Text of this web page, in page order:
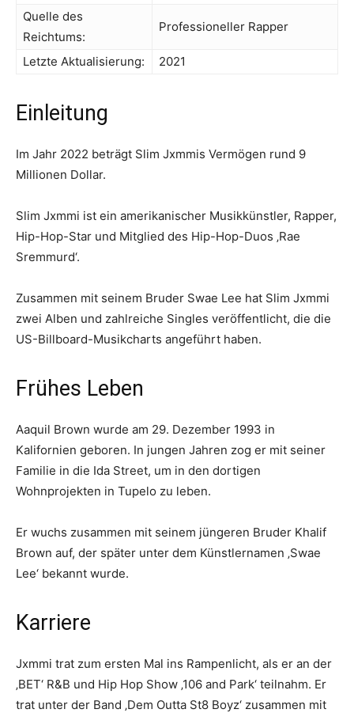
Quelle des
Reichtums:
Professioneller Rapper
Letzte Aktualisierung: 2021
Einleitung
Im Jahr 2022 beträgt Slim Jxmmis Vermögen rund 9
Millionen Dollar.
Slim Jxmmi ist ein amerikanischer Musikkünstler, Rapper,
Hip-Hop-Star und Mitglied des Hip-Hop-Duos ‚Rae
Sremmurd‘.
Zusammen mit seinem Bruder Swae Lee hat Slim Jxmmi
zwei Alben und zahlreiche Singles veröffentlicht, die die
US-Billboard-Musikcharts angeführt haben.
Frühes Leben
Aaquil Brown wurde am 29. Dezember 1993 in
Kalifornien geboren. In jungen Jahren zog er mit seiner
Familie in die Ida Street, um in den dortigen
Wohnprojekten in Tupelo zu leben.
Er wuchs zusammen mit seinem jüngeren Bruder Khalif
Brown auf, der später unter dem Künstlernamen ‚Swae
Lee‘ bekannt wurde.
Karriere
Jxmmi trat zum ersten Mal ins Rampenlicht, als er an der
‚BET‘ R&B und Hip Hop Show ‚106 and Park‘ teilnahm. Er
trat unter der Band ‚Dem Outta St8 Boyz‘ zusammen mit